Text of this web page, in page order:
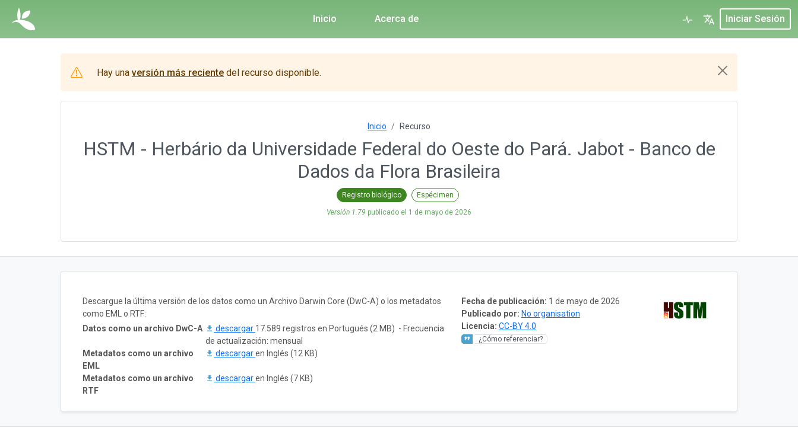
Inicio Acerca de Iniciar Sesión
Hay una versión más reciente del recurso disponible.
Inicio Recurso
HSTM - Herbário da Universidade Federal do Oeste do Pará. Jabot - Banco de
Dados da Flora Brasileira
Registro biológico Espécimen
Versión 1.79 publicado el 1 de mayo de 2026
Fecha de publicación: 1 de mayo de 2026
Publicado por: No organisation
Licencia: CC-BY 4.0
¿Cómo referenciar?
Descargue la última versión de los datos como un Archivo Darwin Core (DwC-A) o los metadatos
como EML o RTF:
Datos como un archivo DwC-A
descargar 17.589 registros en Portugués (2 MB) - Frecuencia
de actualización: mensual
Metadatos como un archivo
EML
descargaren Inglés (12 KB)
Metadatos como un archivo
RTF
descargaren Inglés (7 KB)